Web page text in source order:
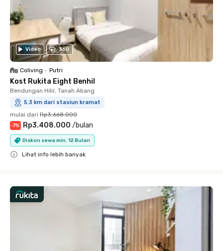
Video 360
Coliving • Putri
Kost Rukita Eight Benhil
Bendungan Hilir, Tanah Abang
5.3 km dari stasiun kramat
mulai dari Rp3.668.000
-7% Rp3.408.000 /bulan
Diskon sewa min. 12 Bulan
Lihat info lebih banyak